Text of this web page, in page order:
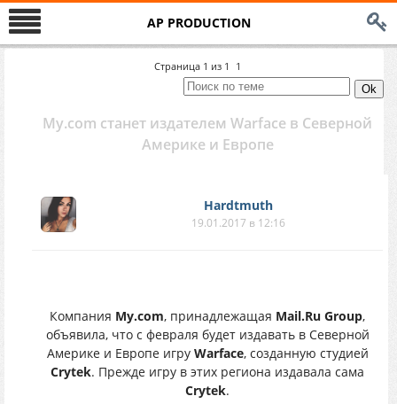
AP PRODUCTION
Страница 1 из 1 1
My.com станет издателем Warface в Северной
Америке и Европе
Hardtmuth
19.01.2017 в 12:16
Компания My.com, принадлежащая Mail.Ru Group,
объявила, что с февраля будет издавать в Северной
Америке и Европе игру Warface, созданную студией
Crytek. Прежде игру в этих региона издавала сама
Crytek.